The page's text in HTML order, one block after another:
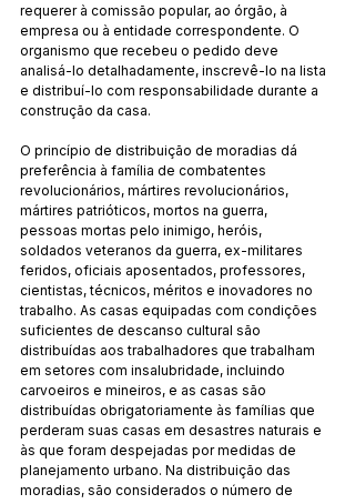
requerer à comissão popular, ao órgão, à
empresa ou à entidade correspondente. O
organismo que recebeu o pedido deve
analisá-lo detalhadamente, inscrevê-lo na lista
e distribuí-lo com responsabilidade durante a
construção da casa.
O princípio de distribuição de moradias dá
preferência à família de combatentes
revolucionários, mártires revolucionários,
mártires patrióticos, mortos na guerra,
pessoas mortas pelo inimigo, heróis,
soldados veteranos da guerra, ex-militares
feridos, oficiais aposentados, professores,
cientistas, técnicos, méritos e inovadores no
trabalho. As casas equipadas com condições
suficientes de descanso cultural são
distribuídas aos trabalhadores que trabalham
em setores com insalubridade, incluindo
carvoeiros e mineiros, e as casas são
distribuídas obrigatoriamente às famílias que
perderam suas casas em desastres naturais e
às que foram despejadas por medidas de
planejamento urbano. Na distribuição das
moradias, são considerados o número de